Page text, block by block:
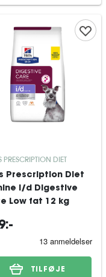
PRESCRIPTION DIET
Prescription Diet
i/d Digestive
Low fat 12 kg
TILFØJE